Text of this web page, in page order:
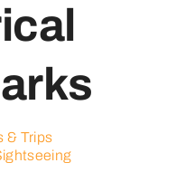
& Trips